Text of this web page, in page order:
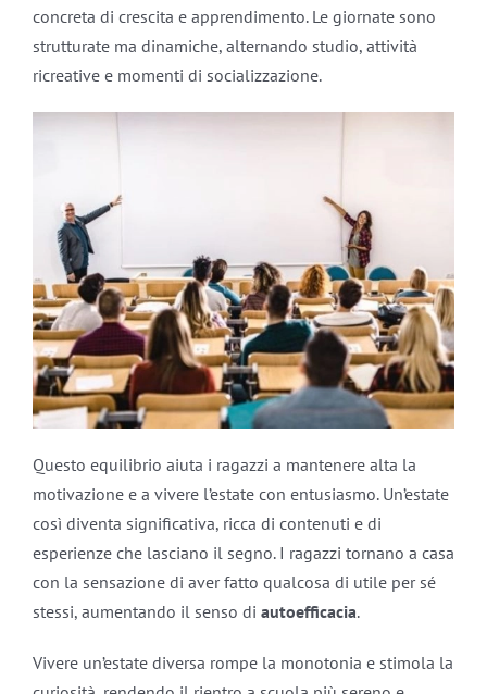
concreta di crescita e apprendimento. Le giornate sono
strutturate ma dinamiche, alternando studio, attività
ricreative e momenti di socializzazione.
Questo equilibrio aiuta i ragazzi a mantenere alta la
motivazione e a vivere l’estate con entusiasmo. Un’estate
così diventa significativa, ricca di contenuti e di
esperienze che lasciano il segno. I ragazzi tornano a casa
con la sensazione di aver fatto qualcosa di utile per sé
stessi, aumentando il senso di autoefficacia.
Vivere un’estate diversa rompe la monotonia e stimola la